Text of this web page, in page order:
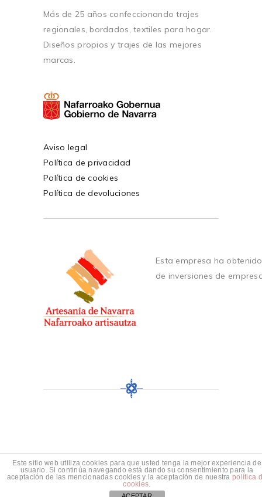
Más de 25 años confeccionando trajes
regionales, bordados, textiles para hogar.
Diseños propios y trajes de las mejores
marcas.
Aviso legal
Política de privacidad
Política de cookies
Política de devoluciones
Esta empresa ha
de inversiones de
Este sitio web utiliza cookies para que usted tenga la mejor experiencia de
usuario. Si continúa navegando está dando su consentimiento para la
aceptación de las mencionadas cookies y la aceptación de nuestrapolítica
cookies.